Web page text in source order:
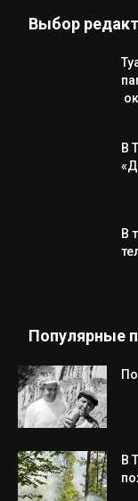
Выбор
В
В
Популярные
В